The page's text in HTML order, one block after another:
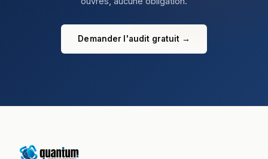
Demander l'audit gratuit →